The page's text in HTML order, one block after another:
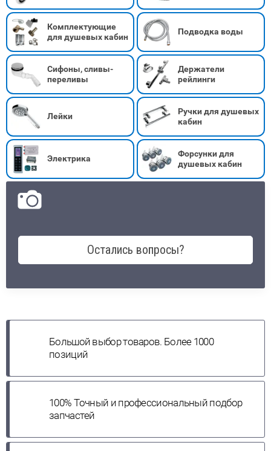
Большой выбор товаров. Более 1000
позиций
100% Точный и профессиональный подбор
запчастей
Остались вопросы?
Комплектующие
для душевых кабин
Подводка воды
Сифоны, сливы-
переливы
Держатели
рейлинги
Лейки
Ручки для душевых
кабин
Электрика
Форсунки для
душевых кабин